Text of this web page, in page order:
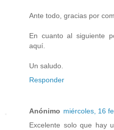
Ante todo, gracias por
En cuanto al siguiente
aquí.
Un saludo.
Responder
Anónimo miércoles, 16
Excelente solo que hay